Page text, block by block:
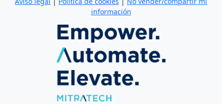
información